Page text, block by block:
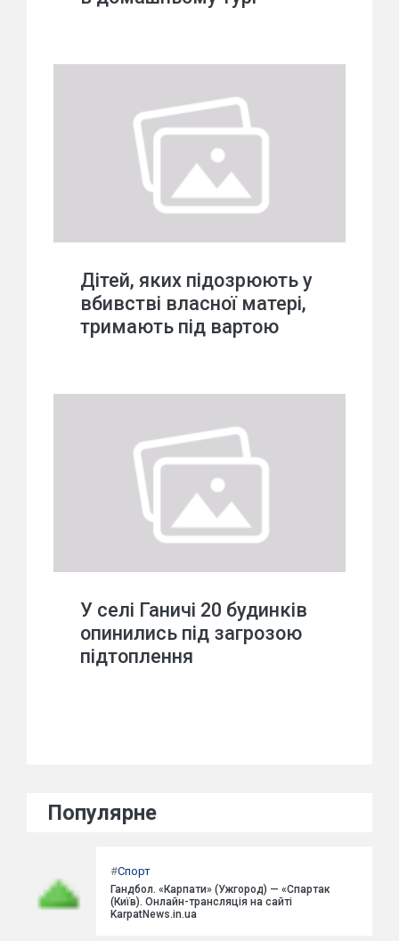
Дітей, яких підозрюють у
вбивстві власної матері,
тримають під вартою
У селі Ганичі 20 будинків
опинились під загрозою
підтоплення
Популярне
#Спорт
Гандбол. «Карпати» (Ужгород) — «Спартак
(Київ). Онлайн-трансляція на сайті
KarpatNews.in.ua